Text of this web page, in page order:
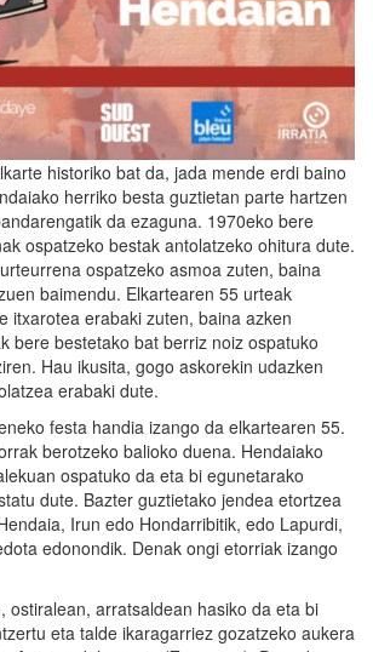
historiko bat da, jada mende erdi baino
herriko besta guztietan parte hartzen
da ezaguna. 1970eko bere
ospatzeko bestak antolatzeko ohitura dute.
ospatzeko asmoa zuten, baina
baimendu. Elkartearen 55 urteak
itxarotea erabaki zuten, baina azken
bere bestetako bat berriz noiz ospatuko
Hau ikusita, gogo askorekin udazken
erabaki dute.
festa handia izango da elkartearen 55.
berotzeko balioko duena. Hendaiako
ospatuko da eta bi egunetarako
dute. Bazter guztietako jendea etortzea
Irun edo Hondarribitik, edo Lapurdi,
edonondik. Denak ongi etorriak izango
ostiralean, arratsaldean hasiko da eta bi
eta talde ikaragarriez gozatzeko aukera